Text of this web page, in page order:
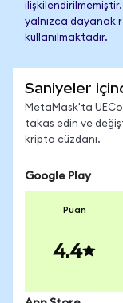
yalnızca dayanak
kullanılmaktadır.
Saniyeler
MetaMask'ta
takas edin ve
kripto cüzdanı.
Google Play
Puan
4.4